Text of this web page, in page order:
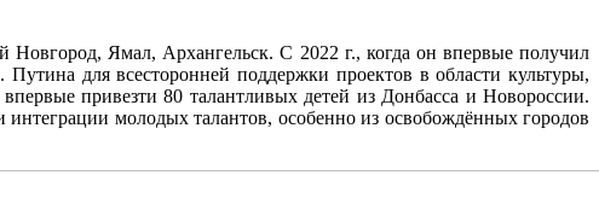
Ямал, Архангельск. С 2022 г., когда он впервые получил
для всесторонней поддержки проектов в области культуры,
привезти 80 талантливых детей из Донбасса и Новороссии.
молодых талантов, особенно из освобождённых городов